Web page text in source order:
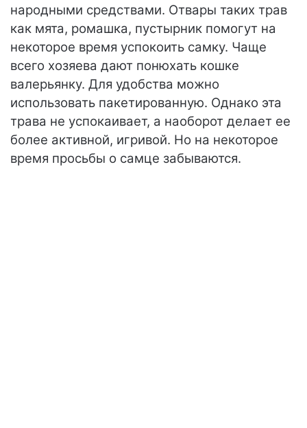
народными средствами. Отвары таких трав
как мята, ромашка, пустырник помогут на
некоторое время успокоить самку. Чаще
всего хозяева дают понюхать кошке
валерьянку. Для удобства можно
использовать пакетированную. Однако эта
трава не успокаивает, а наоборот делает ее
более активной, игривой. Но на некоторое
время просьбы о самце забываются.